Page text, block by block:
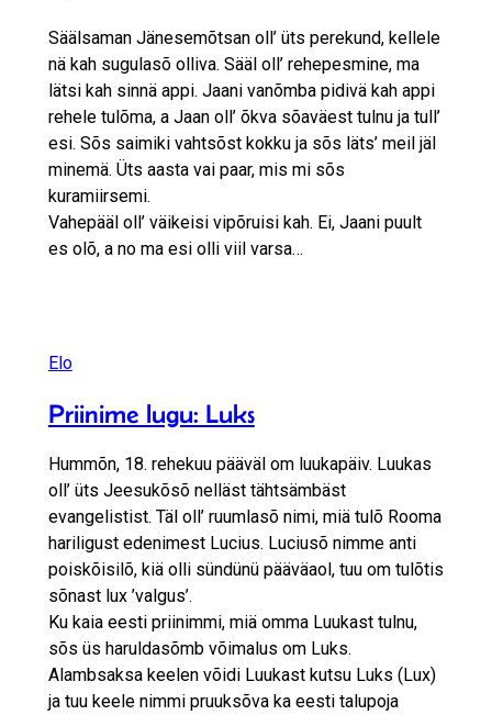
Säälsaman Jänesemõtsan oll’ üts perekund, kellele
nä kah sugulasõ olliva. Sääl oll’ rehepesmine, ma
lätsi kah sinnä appi. Jaani vanõmba pidivä kah appi
rehele tulõma, a Jaan oll’ õkva sõaväest tulnu ja tull’
esi. Sõs saimiki vahtsõst kokku ja sõs läts’ meil jäl
minemä. Üts aasta vai paar, mis mi sõs
kuramiirsemi.
Vahepääl oll’ väikeisi vipõruisi kah. Ei, Jaani puult
es olõ, a no ma esi olli viil varsa…
Elo
Priinime lugu: Luks
Hummõn, 18. rehekuu pääväl om luukapäiv. Luukas
oll’ üts Jeesukõsõ nelläst tähtsämbäst
evangelistist. Täl oll’ ruumlasõ nimi, miä tulõ Rooma
hariligust edenimest Lucius. Luciusõ nimme anti
poiskõisilõ, kiä olli sündünü pääväaol, tuu om tulõtis
sõnast lux ’valgus’.
Ku kaia eesti priinimmi, miä omma Luukast tulnu,
sõs üs haruldasõmb võimalus om Luks.
Alambsaksa keelen võidi Luukast kutsu Luks (Lux)
ja tuu keele nimmi pruuksõva ka eesti talupoja